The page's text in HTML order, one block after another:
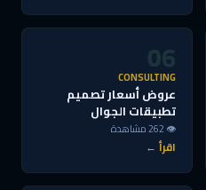
06
CONSULTING
عروض أسعار تصميم
تطبيقات الجوال
👁 262 مشاهدة
اقرأ ←